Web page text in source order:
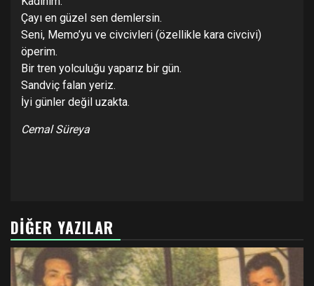
Çayı en güzel sen demlersin.
Seni, Memo’yu ve civcivleri (özellikle kara civcivi)
öperim.
Bir tren yolculuğu yaparız bir gün.
Sandviç falan yeriz.
İyi günler değil uzakta.
Cemal Süreya
DIĞER YAZILAR